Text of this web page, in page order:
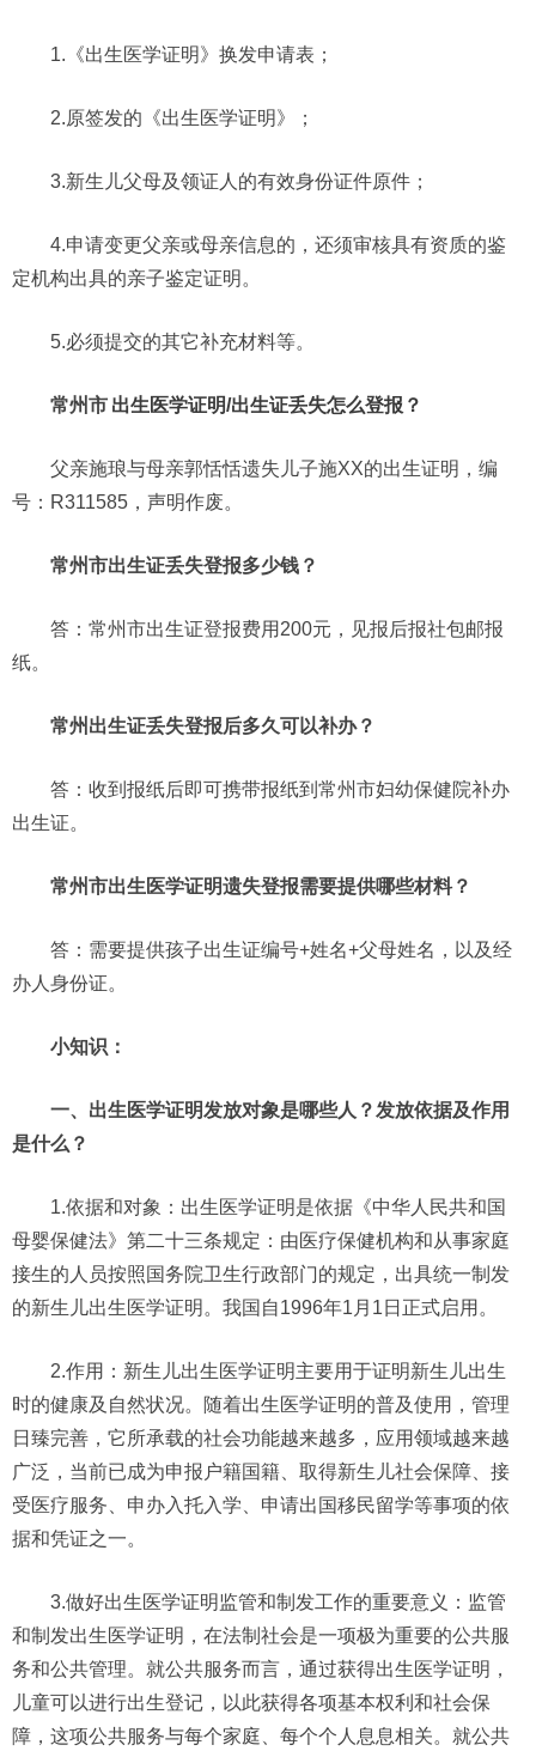
1.《出生医学证明》换发申请表；
2.原签发的《出生医学证明》；
3.新生儿父母及领证人的有效身份证件原件；
4.申请变更父亲或母亲信息的，还须审核具有资质的鉴
定机构出具的亲子鉴定证明。
5.必须提交的其它补充材料等。
常州市 出生医学证明/出生证丢失怎么登报？
父亲施琅与母亲郭恬恬遗失儿子施XX的出生证明，编
号：R311585，声明作废。
常州市出生证丢失登报多少钱？
答：常州市出生证登报费用200元，见报后报社包邮报
纸。
常州出生证丢失登报后多久可以补办？
答：收到报纸后即可携带报纸到常州市妇幼保健院补办
出生证。
常州市出生医学证明遗失登报需要提供哪些材料？
答：需要提供孩子出生证编号+姓名+父母姓名，以及经
办人身份证。
小知识：
一、出生医学证明发放对象是哪些人？发放依据及作用
是什么？
1.依据和对象：出生医学证明是依据《中华人民共和国
母婴保健法》第二十三条规定：由医疗保健机构和从事家庭
接生的人员按照国务院卫生行政部门的规定，出具统一制发
的新生儿出生医学证明。我国自1996年1月1日正式启用。
2.作用：新生儿出生医学证明主要用于证明新生儿出生
时的健康及自然状况。随着出生医学证明的普及使用，管理
日臻完善，它所承载的社会功能越来越多，应用领域越来越
广泛，当前已成为申报户籍国籍、取得新生儿社会保障、接
受医疗服务、申办入托入学、申请出国移民留学等事项的依
据和凭证之一。
3.做好出生医学证明监管和制发工作的重要意义：监管
和制发出生医学证明，在法制社会是一项极为重要的公共服
务和公共管理。就公共服务而言，通过获得出生医学证明，
儿童可以进行出生登记，以此获得各项基本权利和社会保
障，这项公共服务与每个家庭、每个个人息息相关。就公共